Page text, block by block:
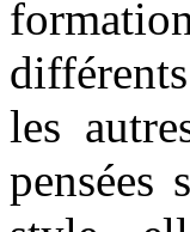
les
pensées